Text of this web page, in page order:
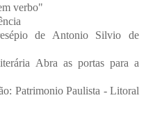
verbo"
de Antonio Silvio de
Abra as portas para a
Patrimonio Paulista - Litoral